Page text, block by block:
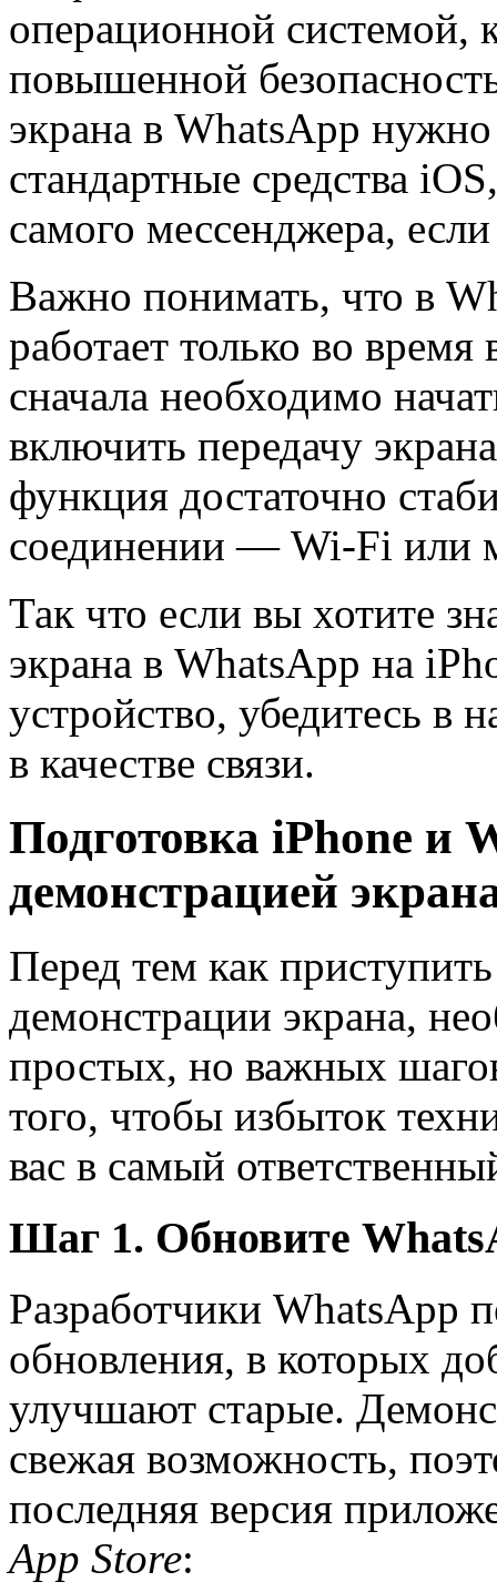
операционной системой,
повышенной
экрана в WhatsApp
стандартные средства
самого мессенджера,
Важно понимать, что в
работает только во время
сначала необходимо
включить передачу
функция достаточно
соединении — Wi-Fi или
Так что если вы хотите
экрана в WhatsApp на
устройство, убедитесь в
в качестве связи.
Подготовка iPhone и
демонстрацией
Перед тем как
демонстрации экрана,
простых, но важных
того, чтобы избыток
вас в самый
Шаг 1. Обновите
Разработчики WhatsApp
обновления, в которых
улучшают старые.
свежая возможность,
последняя версия
App Store: